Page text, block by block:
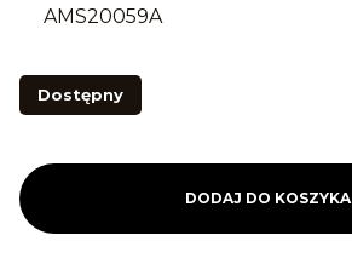
Dostępny
DODAJ DO KOSZYKA